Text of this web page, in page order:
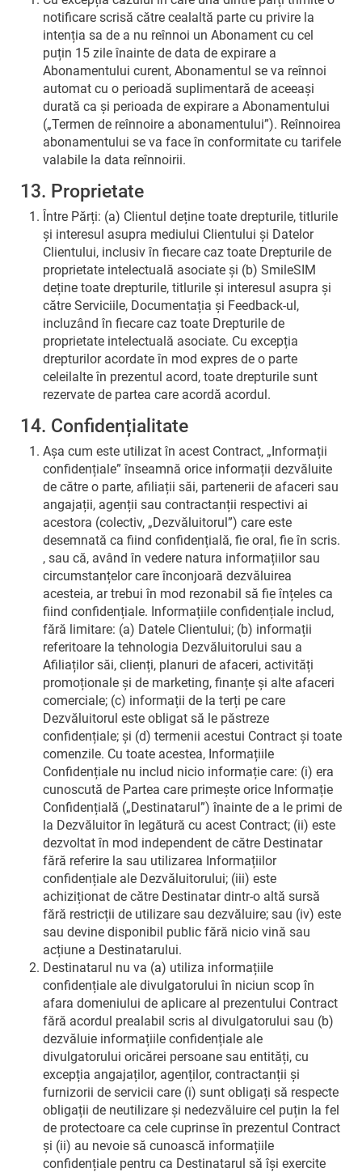
notificare scrisă către cealaltă parte cu privire la
intenția sa de a nu reînnoi un Abonament cu cel
puțin 15 zile înainte de data de expirare a
Abonamentului curent, Abonamentul se va reînnoi
automat cu o perioadă suplimentară de aceeași
durată ca și perioada de expirare a Abonamentului
(„Termen de reînnoire a abonamentului”). Reînnoirea
abonamentului se va face în conformitate cu tarifele
valabile la data reînnoirii.
13. Proprietate
Între Părți: (a) Clientul deține toate drepturile, titlurile
și interesul asupra mediului Clientului și Datelor
Clientului, inclusiv în fiecare caz toate Drepturile de
proprietate intelectuală asociate și (b) SmileSIM
deține toate drepturile, titlurile și interesul asupra și
către Serviciile, Documentația și Feedback-ul,
incluzând în fiecare caz toate Drepturile de
proprietate intelectuală asociate. Cu excepția
drepturilor acordate în mod expres de o parte
celeilalte în prezentul acord, toate drepturile sunt
rezervate de partea care acordă acordul.
14. Confidențialitate
Așa cum este utilizat în acest Contract, „Informații
confidențiale” înseamnă orice informații dezvăluite
de către o parte, afiliații săi, partenerii de afaceri sau
angajații, agenții sau contractanții respectivi ai
acestora (colectiv, „Dezvăluitorul”) care este
desemnată ca fiind confidențială, fie oral, fie în scris.
, sau că, având în vedere natura informațiilor sau
circumstanțelor care înconjoară dezvăluirea
acesteia, ar trebui în mod rezonabil să fie înțeles ca
fiind confidențiale. Informațiile confidențiale includ,
fără limitare: (a) Datele Clientului; (b) informații
referitoare la tehnologia Dezvăluitorului sau a
Afiliaților săi, clienți, planuri de afaceri, activități
promoționale și de marketing, finanțe și alte afaceri
comerciale; (c) informații de la terți pe care
Dezvăluitorul este obligat să le păstreze
confidențiale; și (d) termenii acestui Contract și toate
comenzile. Cu toate acestea, Informațiile
Confidențiale nu includ nicio informație care: (i) era
cunoscută de Partea care primește orice Informație
Confidențială („Destinatarul”) înainte de a le primi de
la Dezvăluitor în legătură cu acest Contract; (ii) este
dezvoltat în mod independent de către Destinatar
fără referire la sau utilizarea Informațiilor
confidențiale ale Dezvăluitorului; (iii) este
achiziționat de către Destinatar dintr-o altă sursă
fără restricții de utilizare sau dezvăluire; sau (iv) este
sau devine disponibil public fără nicio vină sau
acțiune a Destinatarului.
Destinatarul nu va (a) utiliza informațiile
confidențiale ale divulgatorului în niciun scop în
afara domeniului de aplicare al prezentului Contract
fără acordul prealabil scris al divulgatorului sau (b)
dezvăluie informațiile confidențiale ale
divulgatorului oricărei persoane sau entități, cu
excepția angajaților, agenților, contractanții și
furnizorii de servicii care (i) sunt obligați să respecte
obligații de neutilizare și nedezvăluire cel puțin la fel
de protectoare ca cele cuprinse în prezentul Contract
și (ii) au nevoie să cunoască informațiile
confidențiale pentru ca Destinatarul să își exercite